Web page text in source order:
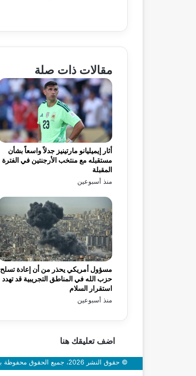
مقالات ذات صلة
أثار إيميليانو مارتينيز جدلاً واسعاً بشأن
مستقبله مع منتخب الأرجنتين في الفترة
المقبلة
منذ أسبوعين
مسؤول أمريكي يحذر من أن إعادة تسلح
حزب الله في المناطق التجريبية قد تهدد
استقرار السلام
منذ أسبوعين
اضف تعليقك هنا
© حقوق النشر 2026، جميع الحقوق محفوظة بوابة سعودي اون